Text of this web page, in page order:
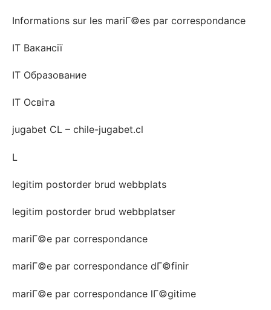
Informations sur les mariГ©es par correspondance
IT Вакансії
IT Образование
IT Освіта
jugabet CL – chile-jugabet.cl
L
legitim postorder brud webbplats
legitim postorder brud webbplatser
mariГ©e par correspondance
mariГ©e par correspondance dГ©finir
mariГ©e par correspondance lГ©gitime